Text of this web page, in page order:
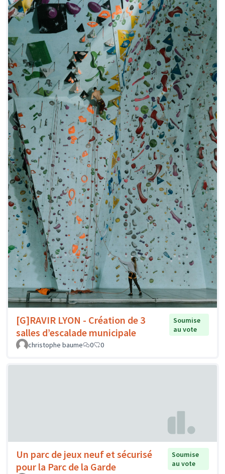
[G]RAVIR LYON - Création de 3
salles d’escalade municipale
Soumise
au vote
christophe baume
0 0
Un parc de jeux neuf et sécurisé
pour la Parc de la Garde
Soumise
au vote